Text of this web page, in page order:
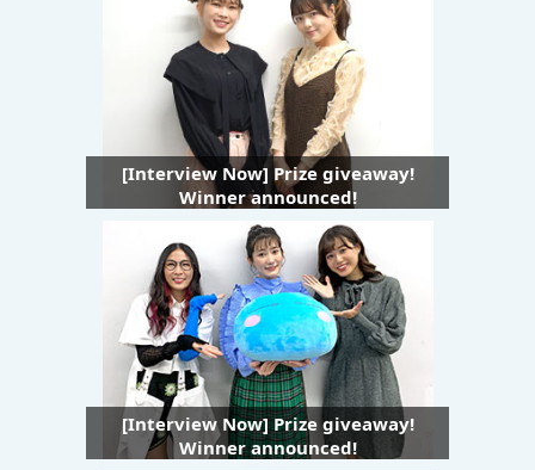
[Interview Now] Prize giveaway!
Winner announced!
[Interview Now] Prize giveaway!
Winner announced!